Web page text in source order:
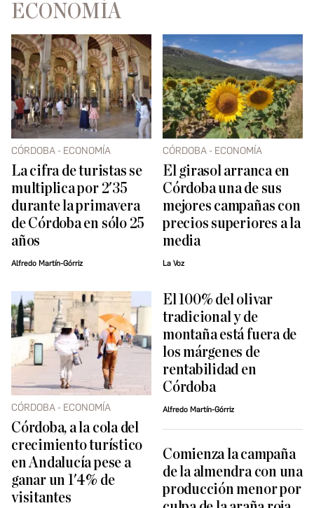
ECONOMÍA
CÓRDOBA - ECONOMÍA
La cifra de turistas se
multiplica por 2'35
durante la primavera
de Córdoba en sólo 25
años
Alfredo Martín-Górriz
CÓRDOBA - ECONOMÍA
El girasol arranca en
Córdoba una de sus
mejores campañas con
precios superiores a la
media
La Voz
CÓRDOBA - ECONOMÍA
Córdoba, a la cola del
crecimiento turístico
en Andalucía pese a
ganar un 1'4% de
visitantes
El 100% del olivar
tradicional y de
montaña está fuera de
los márgenes de
rentabilidad en
Córdoba
Alfredo Martín-Górriz
Comienza la campaña
de la almendra con una
producción menor por